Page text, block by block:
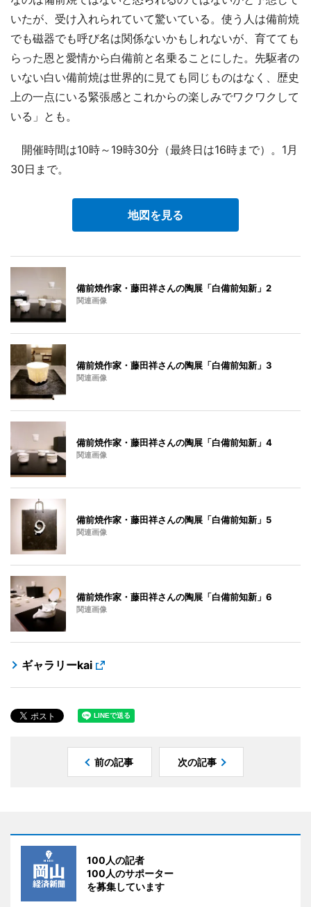
いたが、受け入れられていて驚いている。使う人は備前焼
でも磁器でも呼び名は関係ないかもしれないが、育てても
らった恩と愛情から白備前と名乗ることにした。先駆者の
いない白い備前焼は世界的に見ても同じものはなく、歴史
上の一点にいる緊張感とこれからの楽しみでワクワクして
いる」とも。
開催時間は10時～19時30分（最終日は16時まで）。1月
30日まで。
地図を見る
備前焼作家・藤田祥さんの陶展「白備前知新」2
関連画像
備前焼作家・藤田祥さんの陶展「白備前知新」3
関連画像
備前焼作家・藤田祥さんの陶展「白備前知新」4
関連画像
備前焼作家・藤田祥さんの陶展「白備前知新」5
関連画像
備前焼作家・藤田祥さんの陶展「白備前知新」6
関連画像
ギャラリーkai
前の記事 次の記事
100人の記者
100人のサポーター
を募集しています